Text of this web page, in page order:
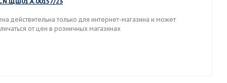
действительна только для интернет-магазина и может
от цен в розничных магазинах